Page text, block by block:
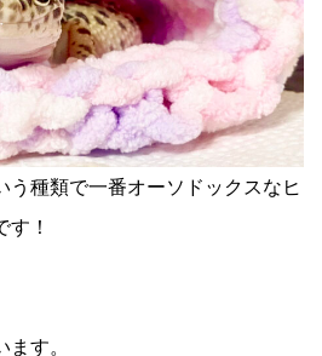
う種類で一番オーソドックスなヒ
す！
す。